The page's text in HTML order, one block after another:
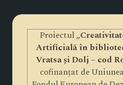
Proiectul „
Artificială în
Vratsa și Dolj – cod
cofinanțat de